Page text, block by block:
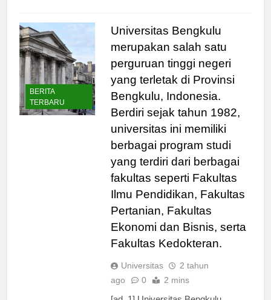
BERITA
TERBARU
Universitas Bengkulu
merupakan salah satu
perguruan tinggi negeri
yang terletak di Provinsi
Bengkulu, Indonesia.
Berdiri sejak tahun 1982,
universitas ini memiliki
berbagai program studi
yang terdiri dari berbagai
fakultas seperti Fakultas
Ilmu Pendidikan, Fakultas
Pertanian, Fakultas
Ekonomi dan Bisnis, serta
Fakultas Kedokteran.
Universitas
2 tahun
ago
0 2 mins